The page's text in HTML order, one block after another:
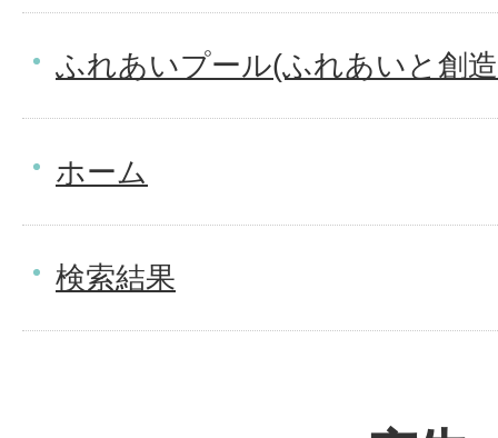
ふれあいプール(ふれあいと創
ホーム
検索結果